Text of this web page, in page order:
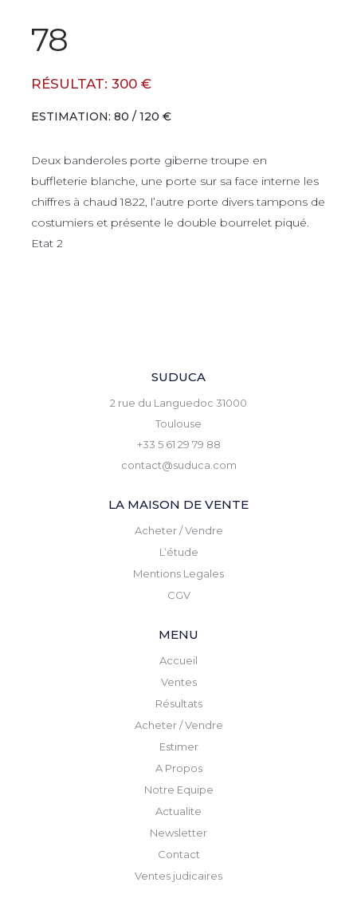
78
RÉSULTAT: 300 €
ESTIMATION: 80 / 120 €
Deux banderoles porte giberne troupe en
buffleterie blanche, une porte sur sa face interne les
chiffres à chaud 1822, l’autre porte divers tampons de
costumiers et présente le double bourrelet piqué.
Etat 2
SUDUCA
2 rue du Languedoc 31000
Toulouse
+33 5 61 29 79 88
contact@suduca.com
LA MAISON DE VENTE
Acheter / Vendre
L’étude
Mentions Legales
CGV
MENU
Accueil
Ventes
Résultats
Acheter / Vendre
Estimer
A Propos
Notre Equipe
Actualite
Newsletter
Contact
Ventes judicaires